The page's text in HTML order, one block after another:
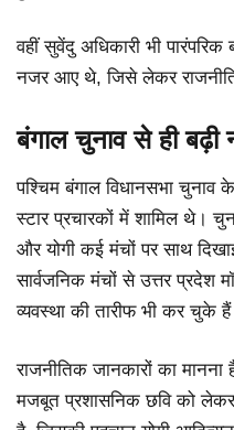
वहीं सुवेंदु अधिकारी भी
नजर आए थे, जिसे लेकर
बंगाल चुनाव से ही बढ़ी
पश्चिम बंगाल विधानसभा चुनाव
स्टार प्रचारकों में शामिल थे।
और योगी कई मंचों पर साथ
सार्वजनिक मंचों से उत्तर प्रदेश
व्यवस्था की तारीफ भी कर चुके
राजनीतिक जानकारों का
मजबूत प्रशासनिक छवि को